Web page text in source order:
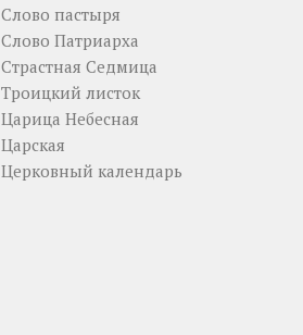
Слово пастыря
Слово Патриарха
Страстная Седмица
Троицкий листок
Царица Небесная
Царская
Церковный календарь